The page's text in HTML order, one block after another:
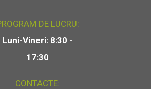
DE LUCRU:
Luni-Vineri: 8:30 -
17:30
CONTACTE: